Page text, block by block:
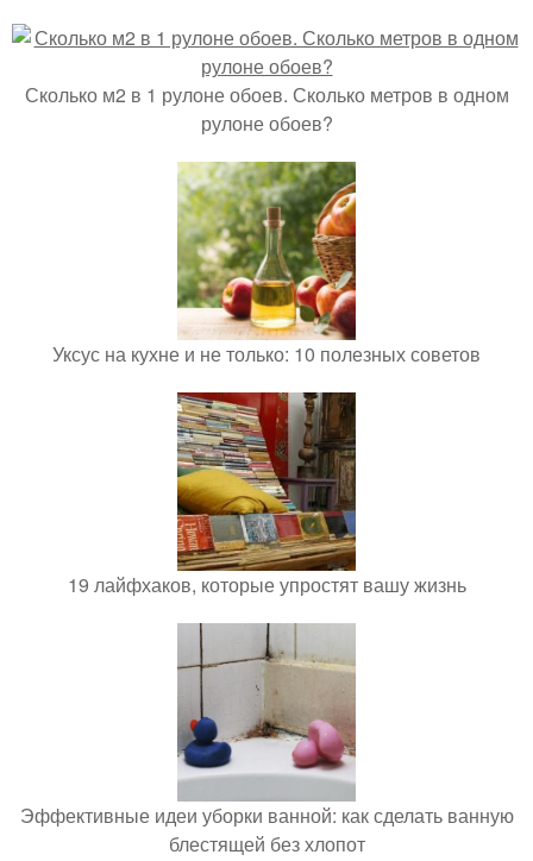
Сколько м2 в 1 рулоне обоев. Сколько метров в одном
рулоне обоев?
Уксус на кухне и не только: 10 полезных советов
19 лайфхаков, которые упростят вашу жизнь
Эффективные идеи уборки ванной: как сделать ванную
блестящей без хлопот